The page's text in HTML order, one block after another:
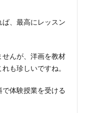
、最高にレッスン
んが、洋画を教材
も珍しいですね。
体験授業を受ける